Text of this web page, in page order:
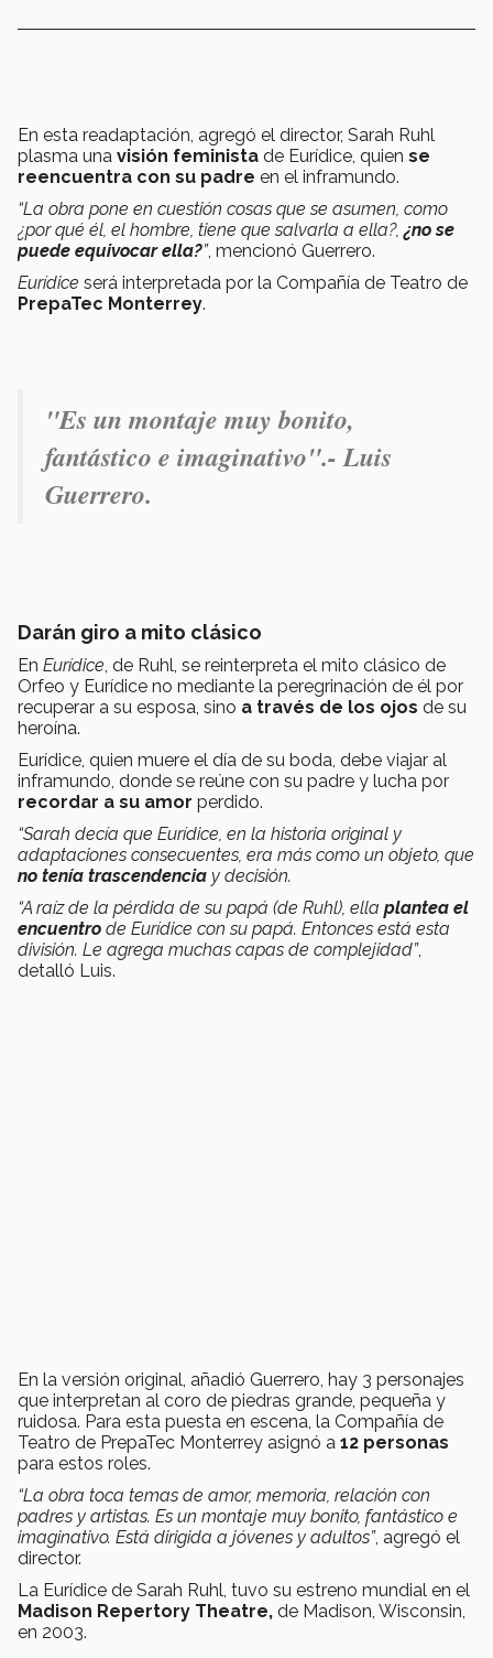
En esta readaptación, agregó el director, Sarah Ruhl
plasma una visión feminista de Eurídice, quien se
reencuentra con su padre en el inframundo.
“La obra pone en cuestión cosas que se asumen, como
¿por qué él, el hombre, tiene que salvarla a ella?,¿no se
puede equivocar ella?”, mencionó Guerrero.
Eurídice será interpretada por la Compañía de Teatro de
PrepaTec Monterrey.
"Es un montaje muy bonito,
fantástico e imaginativo".- Luis
Guerrero.
Darán giro a mito clásico
En Eurídice, de Ruhl, se reinterpreta el mito clásico de
Orfeo y Eurídice no mediante la peregrinación de él por
recuperar a su esposa, sino a través de los ojos de su
heroína.
Eurídice, quien muere el día de su boda, debe viajar al
inframundo, donde se reúne con su padre y lucha por
recordar a su amor perdido.
“Sarah decía que Eurídice, en la historia original y
adaptaciones consecuentes, era más como un objeto, que
no tenía trascendencia y decisión.
“A raíz de la pérdida de su papá (de Ruhl), ella plantea el
encuentro de Eurídice con su papá. Entonces está esta
división. Le agrega muchas capas de complejidad”,
detalló Luis.
En la versión original, añadió Guerrero, hay 3 personajes
que interpretan al coro de piedras grande, pequeña y
ruidosa. Para esta puesta en escena, la Compañía de
Teatro de PrepaTec Monterrey asignó a 12 personas
para estos roles.
“La obra toca temas de amor, memoria, relación con
padres y artistas. Es un montaje muy bonito, fantástico e
imaginativo. Está dirigida a jóvenes y adultos”, agregó el
director.
La Eurídice de Sarah Ruhl, tuvo su estreno mundial en el
Madison Repertory Theatre, de Madison, Wisconsin,
en 2003.